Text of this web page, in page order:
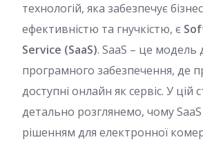
технологій, яка забезпечує
ефективністю та гнучкістю, є
Service (SaaS). SaaS – це модель
програмного забезпечення, де
доступні онлайн як сервіс. У цій
детально розглянемо, чому
рішенням для електронної